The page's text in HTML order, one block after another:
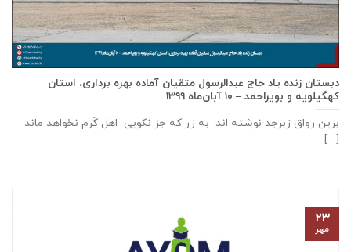
دبستان زنده ياد حاج عبدالرسول متقيان آماده بهره برداری، استان
كهگيلويه و بويراحمد – ۱۰ آبان‌ماه ۱۳۹۹
برین رواق زبرجد نوشته اند به زر که جز نکویی اهل کَرَم نخواهد ماند
[...]
۲۳
مهر